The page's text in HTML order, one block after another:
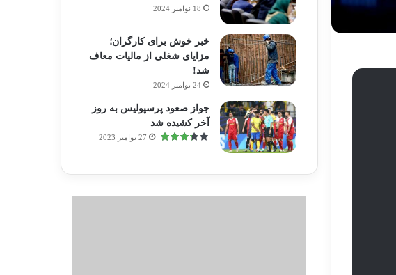
18 نوامبر 2024
خبر خوش برای کارگران؛
مزایای شغلی از مالیات معاف
شد!
24 نوامبر 2024
جواز صعود پرسپولیس به روز
آخر کشیده شد
27 نوامبر 2023